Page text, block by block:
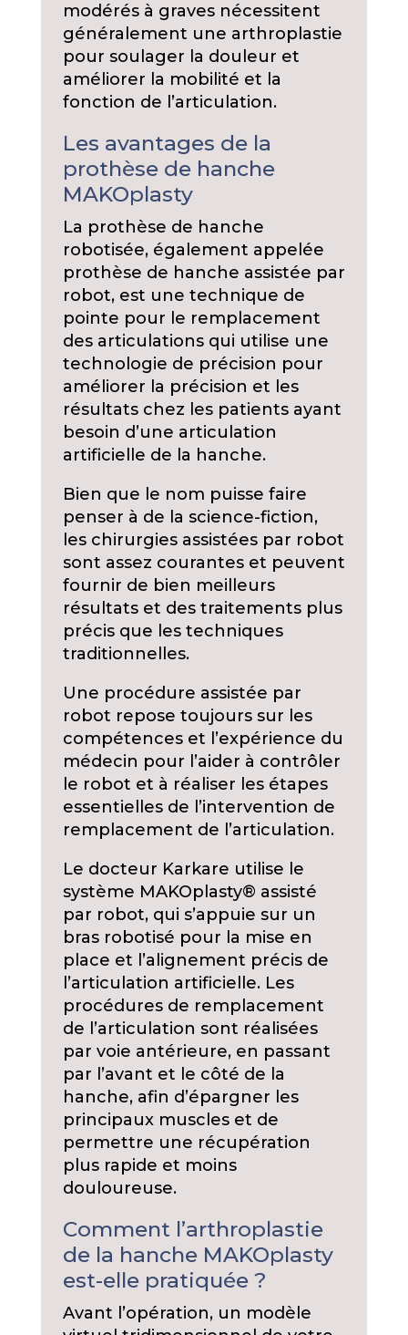
modérés à graves nécessitent
généralement une arthroplastie
pour soulager la douleur et
améliorer la mobilité et la
fonction de l’articulation.
Les avantages de la
prothèse de hanche
MAKOplasty
La prothèse de hanche
robotisée, également appelée
prothèse de hanche assistée par
robot, est une technique de
pointe pour le remplacement
des articulations qui utilise une
technologie de précision pour
améliorer la précision et les
résultats chez les patients ayant
besoin d’une articulation
artificielle de la hanche.
Bien que le nom puisse faire
penser à de la science-fiction,
les chirurgies assistées par robot
sont assez courantes et peuvent
fournir de bien meilleurs
résultats et des traitements plus
précis que les techniques
traditionnelles.
Une procédure assistée par
robot repose toujours sur les
compétences et l’expérience du
médecin pour l’aider à contrôler
le robot et à réaliser les étapes
essentielles de l’intervention de
remplacement de l’articulation.
Le docteur Karkare utilise le
système MAKOplasty® assisté
par robot, qui s’appuie sur un
bras robotisé pour la mise en
place et l’alignement précis de
l’articulation artificielle. Les
procédures de remplacement
de l’articulation sont réalisées
par voie antérieure, en passant
par l’avant et le côté de la
hanche, afin d’épargner les
principaux muscles et de
permettre une récupération
plus rapide et moins
douloureuse.
Comment l’arthroplastie
de la hanche MAKOplasty
est-elle pratiquée ?
Avant l’opération, un modèle